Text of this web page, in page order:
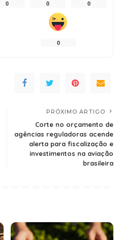
0 0 0
0
PRÓXIMO ARTIGO
Corte no orçamento de
agências reguladoras acende
alerta para fiscalização e
investimentos na aviação
brasileira